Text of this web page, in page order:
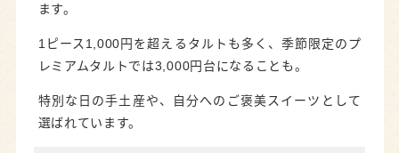
ます。
1ピース1,000円を超えるタルトも多く、季節限定のプ
レミアムタルトでは3,000円台になることも。
特別な日の手土産や、自分へのご褒美スイーツとして
選ばれています。